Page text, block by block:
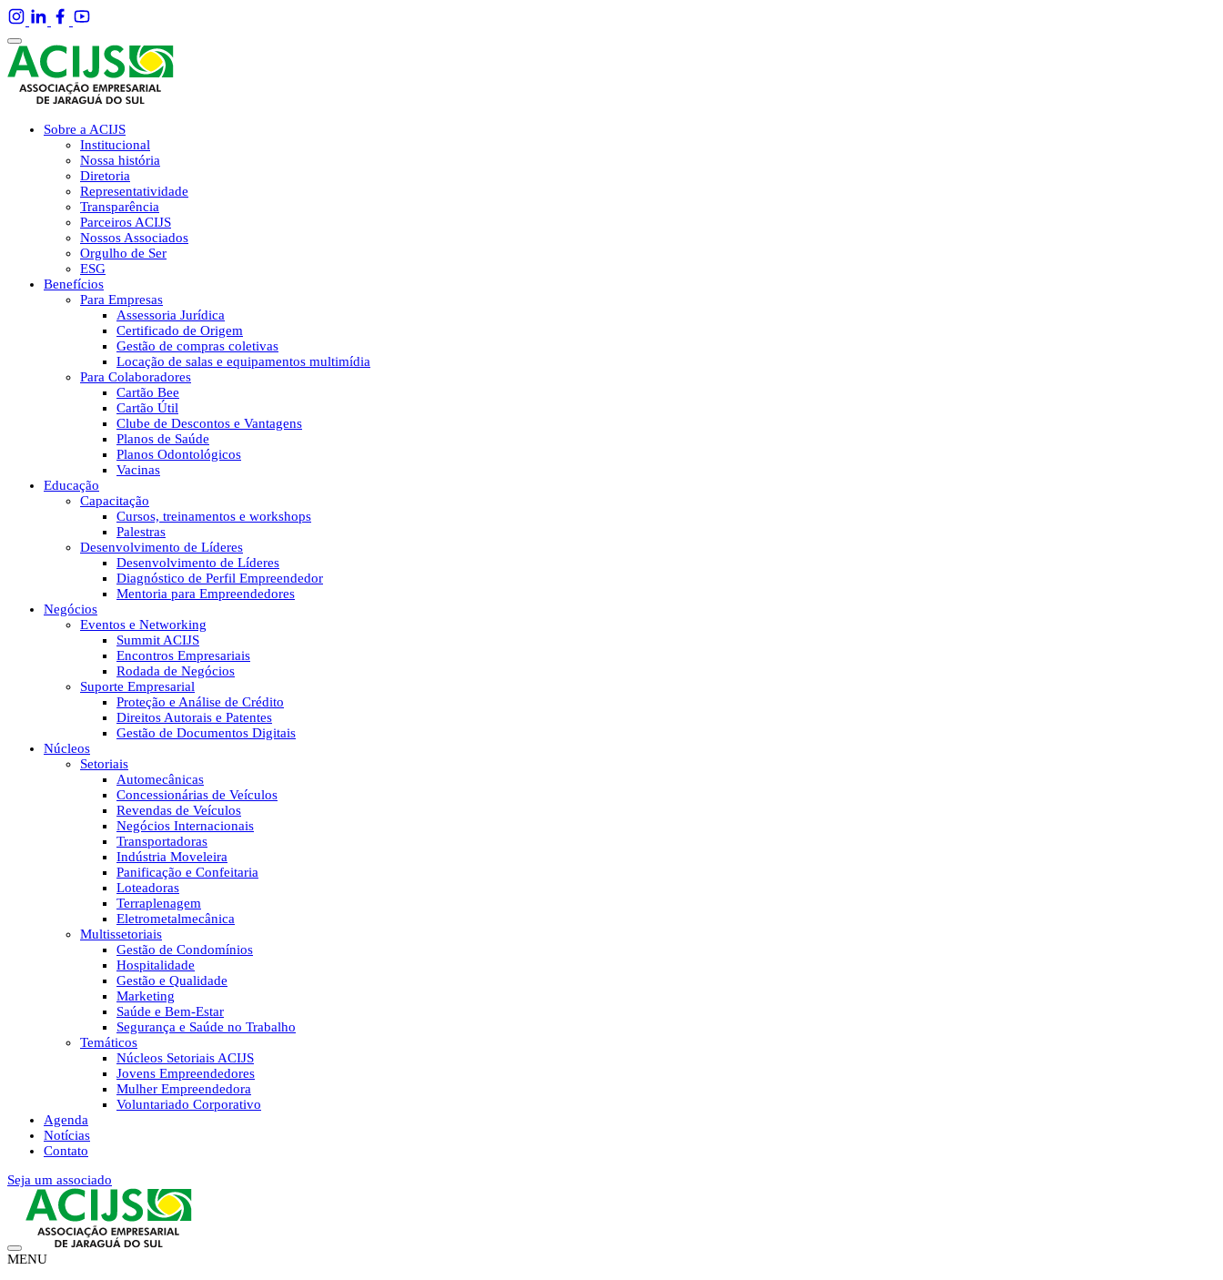
Sobre a ACIJS
Institucional
Nossa história
Diretoria
Representatividade
Transparência
Parceiros ACIJS
Nossos Associados
Orgulho de Ser
ESG
Benefícios
Para Empresas
Assessoria Jurídica
Certificado de Origem
Gestão de compras coletivas
Locação de salas e equipamentos multimídia
Para Colaboradores
Cartão Bee
Cartão Útil
Clube de Descontos e Vantagens
Planos de Saúde
Planos Odontológicos
Vacinas
Educação
Capacitação
Cursos, treinamentos e workshops
Palestras
Desenvolvimento de Líderes
Desenvolvimento de Líderes
Diagnóstico de Perfil Empreendedor
Mentoria para Empreendedores
Negócios
Eventos e Networking
Summit ACIJS
Encontros Empresariais
Rodada de Negócios
Suporte Empresarial
Proteção e Análise de Crédito
Direitos Autorais e Patentes
Gestão de Documentos Digitais
Núcleos
Setoriais
Automecânicas
Concessionárias de Veículos
Revendas de Veículos
Negócios Internacionais
Transportadoras
Indústria Moveleira
Panificação e Confeitaria
Loteadoras
Terraplenagem
Eletrometalmecânica
Multissetoriais
Gestão de Condomínios
Hospitalidade
Gestão e Qualidade
Marketing
Saúde e Bem-Estar
Segurança e Saúde no Trabalho
Temáticos
Núcleos Setoriais ACIJS
Jovens Empreendedores
Mulher Empreendedora
Voluntariado Corporativo
Agenda
Notícias
Contato
Seja um associado
MENU